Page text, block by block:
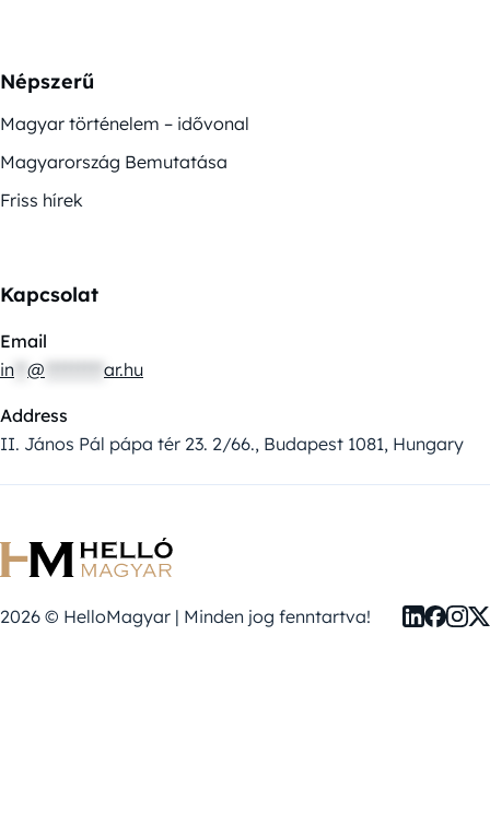
Népszerű
Magyar történelem – idővonal
Magyarország Bemutatása
Friss hírek
Kapcsolat
Email
in @ ar.hu
Address
II. János Pál pápa tér 23. 2/66., Budapest 1081, Hungary
2026 © HelloMagyar | Minden jog fenntartva!